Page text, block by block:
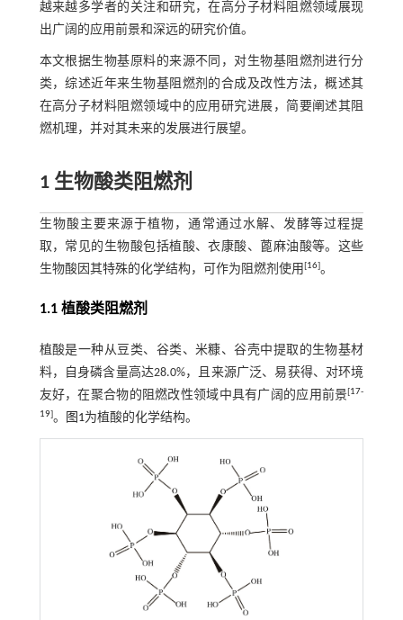
越来越多学者的关注和研究，在高分子材料阻燃领域展现
出广阔的应用前景和深远的研究价值。
本文根据生物基原料的来源不同，对生物基阻燃剂进行分
类，综述近年来生物基阻燃剂的合成及改性方法，概述其
在高分子材料阻燃领域中的应用研究进展，简要阐述其阻
燃机理，并对其未来的发展进行展望。
1 生物酸类阻燃剂
生物酸主要来源于植物，通常通过水解、发酵等过程提
取，常见的生物酸包括植酸、衣康酸、蓖麻油酸等。这些
生物酸因其特殊的化学结构，可作为阻燃剂使用 [16]。
1.1 植酸类阻燃剂
植酸是一种从豆类、谷类、米糠、谷壳中提取的生物基材
料，自身磷含量高达28.0%，且来源广泛、易获得、对环境
友好，在聚合物的阻燃改性领域中具有广阔的应用前景[17-
19]。 图1为植酸的化学结构。